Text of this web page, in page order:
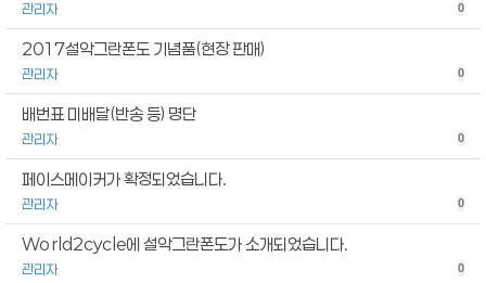
관리자 0
2017설악그란폰도 기념품(현장 판매)
관리자 0
배번표 미배달(반송 등) 명단
관리자 0
페이스메이커가 확정되었습니다.
관리자 0
World2cycle에 설악그란폰도가 소개되었습니다.
관리자 0